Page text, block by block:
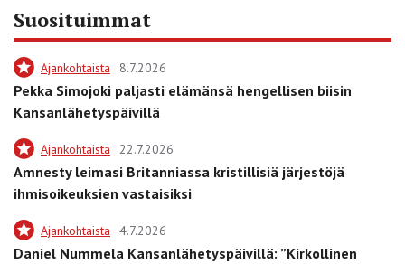
Suosituimmat
Ajankohtaista 8.7.2026
Pekka Simojoki paljasti elämänsä hengellisen biisin
Kansanlähetyspäivillä
Ajankohtaista 22.7.2026
Amnesty leimasi Britanniassa kristillisiä järjestöjä
ihmisoikeuksien vastaisiksi
Ajankohtaista 4.7.2026
Daniel Nummela Kansanlähetyspäivillä: ”Kirkollinen